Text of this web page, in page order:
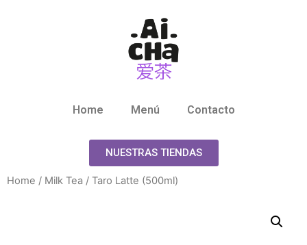
Home Menú Contacto
NUESTRAS TIENDAS
Home / Milk Tea / Taro Latte (500ml)